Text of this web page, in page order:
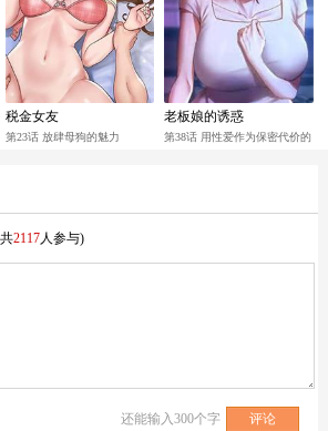
税金女友
第23话 放肆母狗的魅力
老板娘的诱惑
第38话 用性爱作为保密代价的
2117人参与)
还能输入300个字